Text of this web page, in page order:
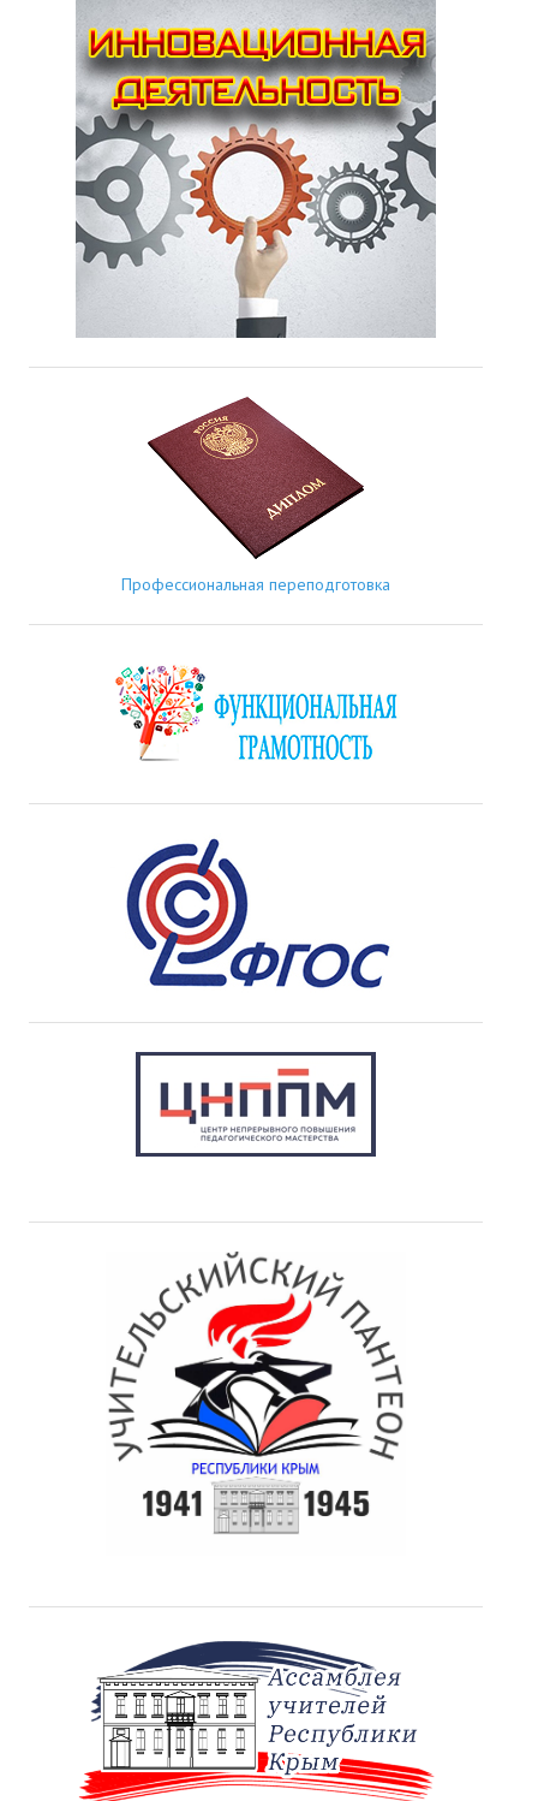
Профессиональная переподготовка